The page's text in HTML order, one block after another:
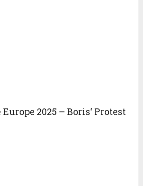
Europe 2025 – Boris‘ Protest